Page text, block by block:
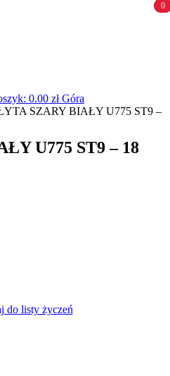
0
0
0.00 zł Góra
SZARY BIAŁY U775 ST9 –
U775 ST9 – 18
do listy życzeń